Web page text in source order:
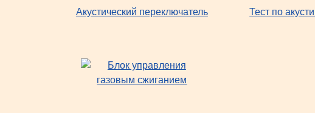
Акустический переключатель Тест по